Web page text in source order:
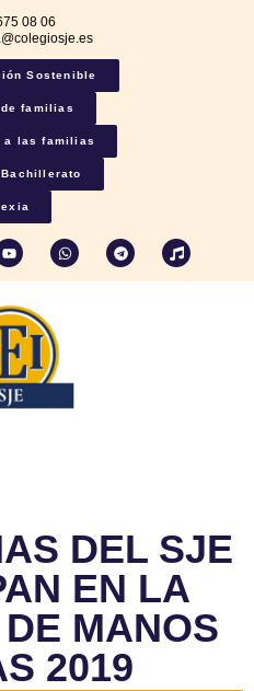
08 06
Sostenible
familias
a las familias
DEL SJE
EN LA
MANOS
2019